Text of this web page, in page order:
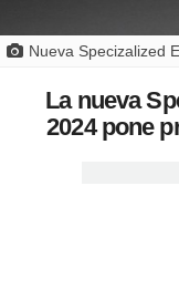
Nueva Specizalized
La nueva
2024 pone